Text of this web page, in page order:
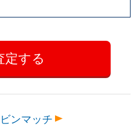
ンマッチ